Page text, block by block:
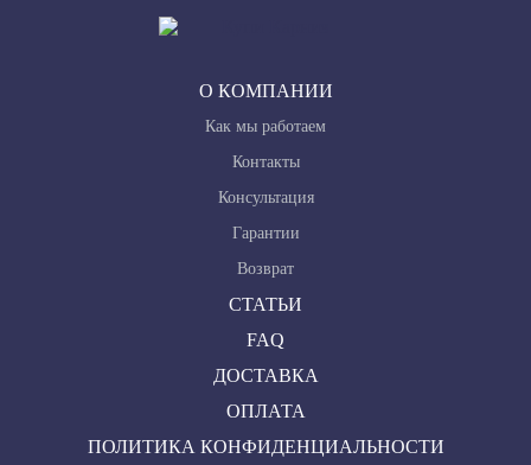
О КОМПАНИИ
Как мы работаем
Контакты
Консультация
Гарантии
Возврат
СТАТЬИ
FAQ
ДОСТАВКА
ОПЛАТА
ПОЛИТИКА КОНФИДЕНЦИАЛЬНОСТИ